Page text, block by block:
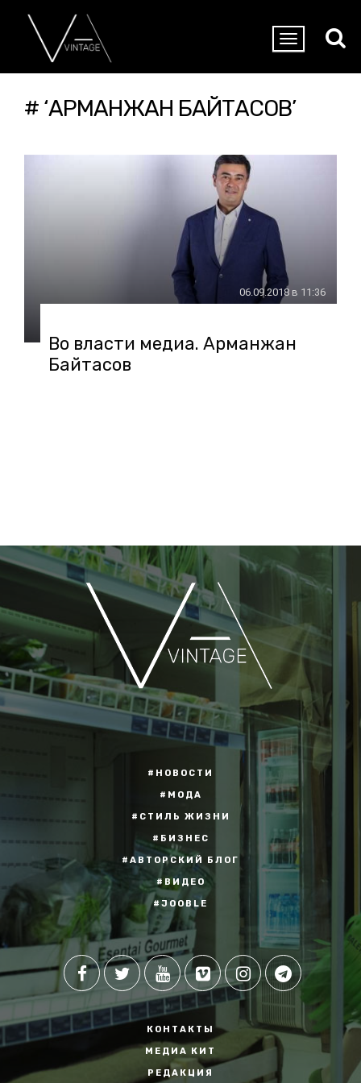
# ‘АРМАНЖАН БАЙТАСОВ’
06.09.2018 в 11:36
Во власти медиа. Арманжан
Байтасов
#НОВОСТИ
#МОДА
#СТИЛЬ ЖИЗНИ
#БИЗНЕС
#АВТОРСКИЙ БЛОГ
#ВИДЕО
#JOOBLE
КОНТАКТЫ
МЕДИА КИТ
РЕДАКЦИЯ